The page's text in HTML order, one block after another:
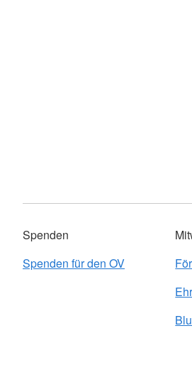
Spenden
Spenden für den OV